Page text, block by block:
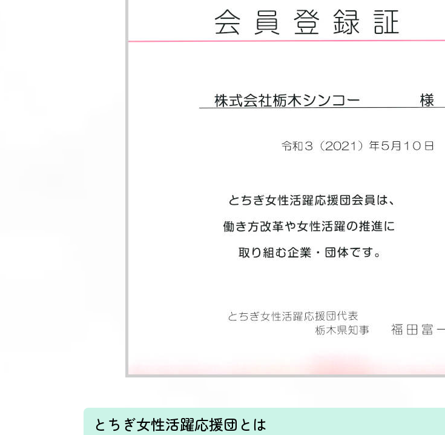
とちぎ女性活躍応援団とは